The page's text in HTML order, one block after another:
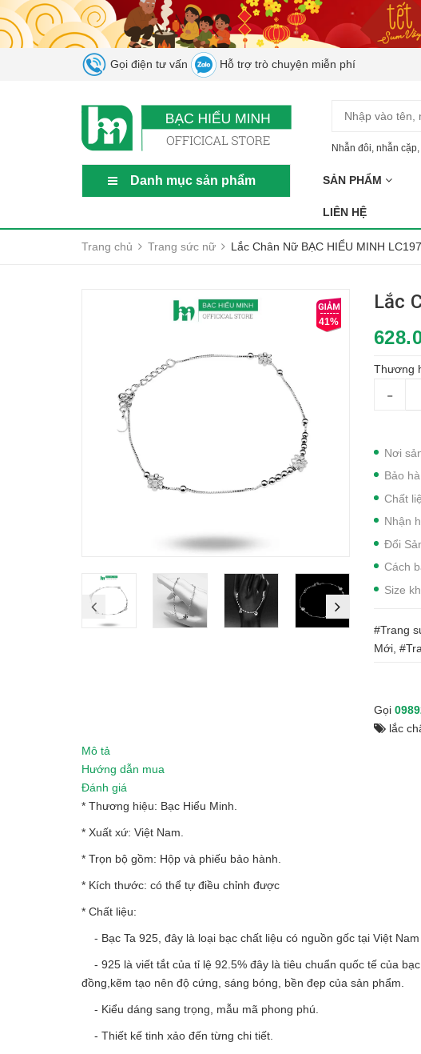
Gọi điện tư vấn Hỗ trợ trò chuyện miễn phí
Nhẫn đôi nhẫn cặp
Danh mục sản phẩm SẢN PHẨM
LIÊN HỆ
Trang chủ Trang sức nữ Lắc Chân Nữ BẠC HIỂU MINH
41%
Lắc
Thương
-
Nơi
Bảo
Chất
Nhận
Đổi
Cách
Size
#Trang
Mới,
Gọi
lắc
Mô tả
Hướng dẫn mua
Đánh giá
* Thương hiệu: Bạc Hiểu Minh.
* Xuất xứ: Việt Nam.
* Trọn bộ gồm: Hộp và phiếu bảo hành.
* Kích thước: có thể tự điều chỉnh được
* Chất liệu:
- Bạc Ta 925, đây là loại bạc chất liệu có nguồn gốc tại Việt Nam
- 925 là viết tắt của tỉ lệ 92.5% đây là tiêu chuẩn quốc tế của
đồng,kẽm tạo nên độ cứng, sáng bóng, bền đẹp của sản phẩm.
- Kiểu dáng sang trọng, mẫu mã phong phú.
- Thiết kế tinh xảo đến từng chi tiết.